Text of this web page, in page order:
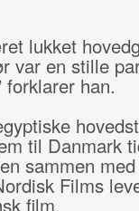
lukket
var en stille
han.
til Danmark
sammen
Films
film.